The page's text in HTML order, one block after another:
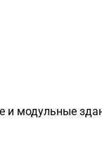
и модульные